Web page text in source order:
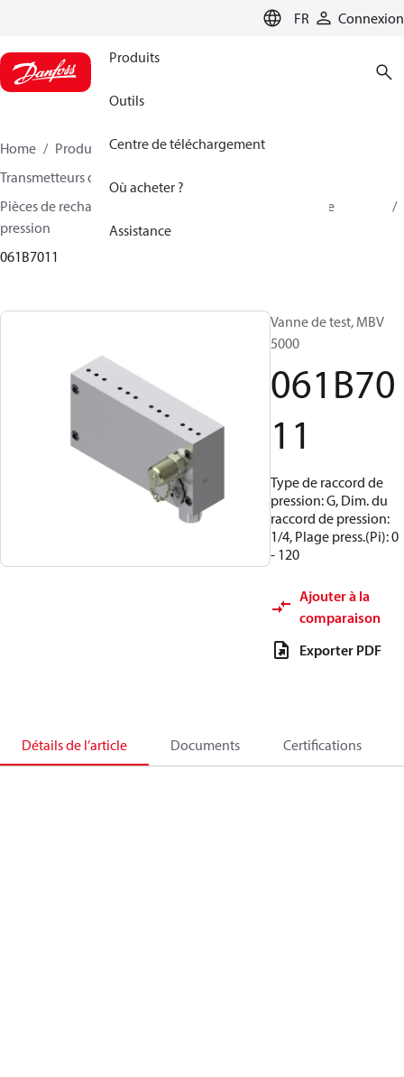
FR Connexion
Produits
Outils
Centre de téléchargement
Où acheter ?
Assistance
Home Produits
Sensing solutions
Transmetteurs de pression et accessoires
Pièces de rechange et accessoires pour transmetteurs de
pression
061B7011
Vanne de test, MBV
5000
061B70
11
Type de raccord de
pression: G, Dim. du
raccord de pression:
1/4, Plage press.(Pi): 0
- 120
Ajouter à la
comparaison
Exporter PDF
Détails de l’article Documents Certifications